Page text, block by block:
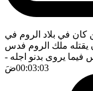
في بلاد الروم في
ملك الروم فدس
فيما يروى بدنو اجله -
00:03:03ضَ